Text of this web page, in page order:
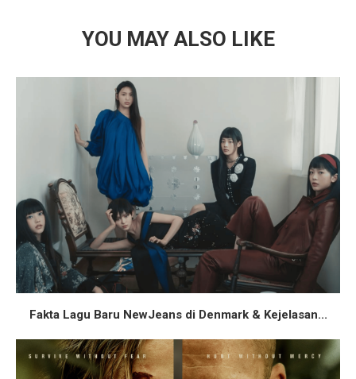
YOU MAY ALSO LIKE
Fakta Lagu Baru NewJeans di Denmark & Kejelasan...